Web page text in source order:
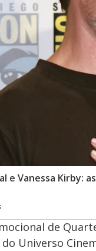
e Vanessa Kirby:
de
Universo